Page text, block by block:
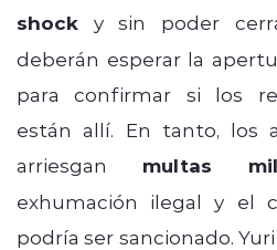
shock y sin poder
deberán esperar la
para confirmar si los
están allí. En tanto, los
arriesgan multas
exhumación ilegal y el
podría ser sancionado.